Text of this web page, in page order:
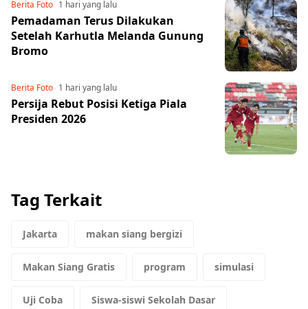
Berita Foto 1 hari yang lalu
Pemadaman Terus Dilakukan
Setelah Karhutla Melanda Gunung
Bromo
Berita Foto 1 hari yang lalu
Persija Rebut Posisi Ketiga Piala
Presiden 2026
Tag Terkait
Jakarta makan siang bergizi
Makan Siang Gratis program simulasi
Uji Coba Siswa-siswi Sekolah Dasar
Share to others
Mail